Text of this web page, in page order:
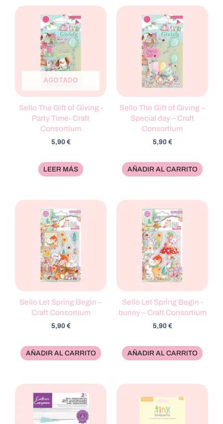
AGOTADO
Sello The Gift of Giving -
Party Time- Craft
Consortium
5,90 €
LEER MÁS
Sello The Gift of Giving –
Special day – Craft
Consortium
5,90 €
AÑADIR AL CARRITO
Sello Let Spring Begin –
Craft Consortium
5,90 €
AÑADIR AL CARRITO
Sello Let Spring Begin -
bunny – Craft Consortium
5,90 €
AÑADIR AL CARRITO